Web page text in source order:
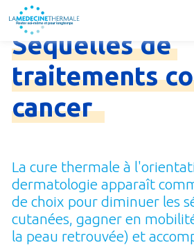
Je trouve mon
Séquellesde
traitements
cancer
La cure thermale à
dermatologie apparaît
de choix pour diminuer les
cutanées, gagner en
la peau retrouvée) et